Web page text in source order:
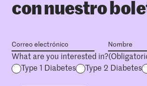
con nuestro
What are you interested in?
Type 1 Diabetes
Type 2 Diabetes